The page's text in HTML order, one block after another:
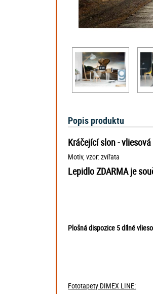
Popis produktu
Kráčející slon -
Motiv, vzor: zvířata
Lepidlo ZDARMA je
Plošná dispozice 5 dílné
Fototapety DIMEX LINE: